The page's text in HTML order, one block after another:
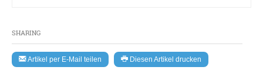
SHARING
Artikel per E-Mail teilen Diesen Artikel drucken